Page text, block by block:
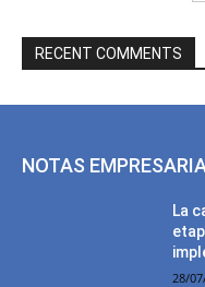
RECENT COMMENTS
NOTAS
La
28/